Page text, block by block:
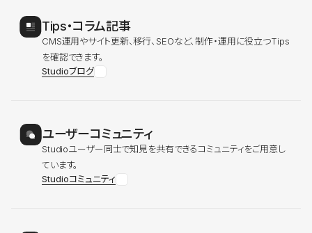
Tips・コラム記事
CMS運用やサイト更新、移行、SEOなど、制作・運用に役立つTips
を確認できます。
Studioブログ
ユーザーコミュニティ
Studioユーザー同士で知見を共有できるコミュニティをご用意し
ています。
Studioコミュニティ